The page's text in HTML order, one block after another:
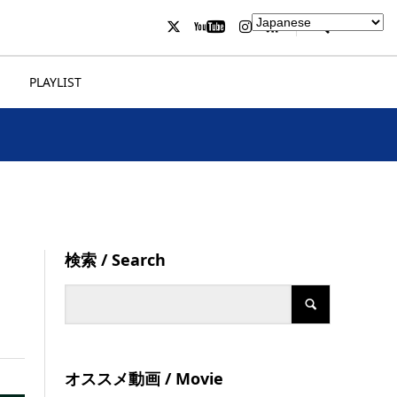
PLAYLIST
検索 / Search
オススメ動画 / Movie